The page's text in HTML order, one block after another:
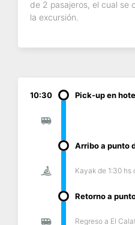
de 2 pasajeros, el cual se
la excursión.
10:30 Pick-up en
Arribo a punto
Kayak de 1:30 hs
Retorno a
Regreso a El